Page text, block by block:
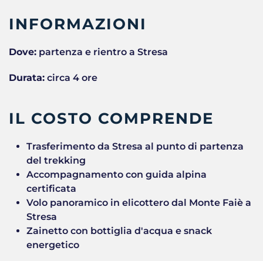
INFORMAZIONI
Dove: partenza e rientro a Stresa
Durata: circa 4 ore
IL COSTO COMPRENDE
Trasferimento da Stresa al punto di partenza
del trekking
Accompagnamento con guida alpina
certificata
Volo panoramico in elicottero dal Monte Faiè a
Stresa
Zainetto con bottiglia d'acqua e snack
energetico